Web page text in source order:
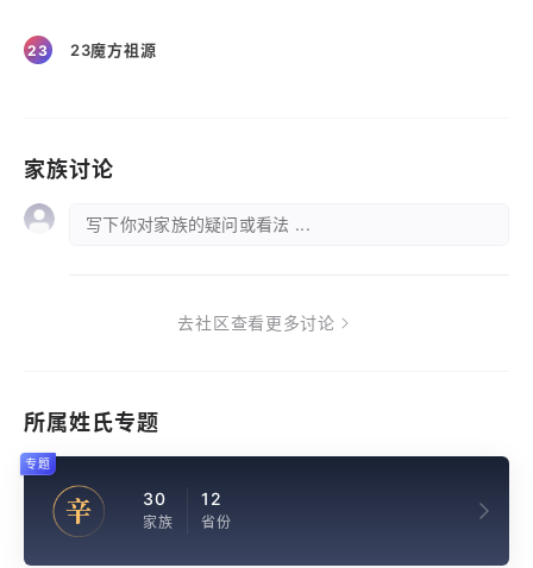
23 23魔方祖源
家族讨论
写下你对家族的疑问或看法 ...
去社区查看更多讨论
所属姓氏专题
辛 30
家族
12
省份
专题